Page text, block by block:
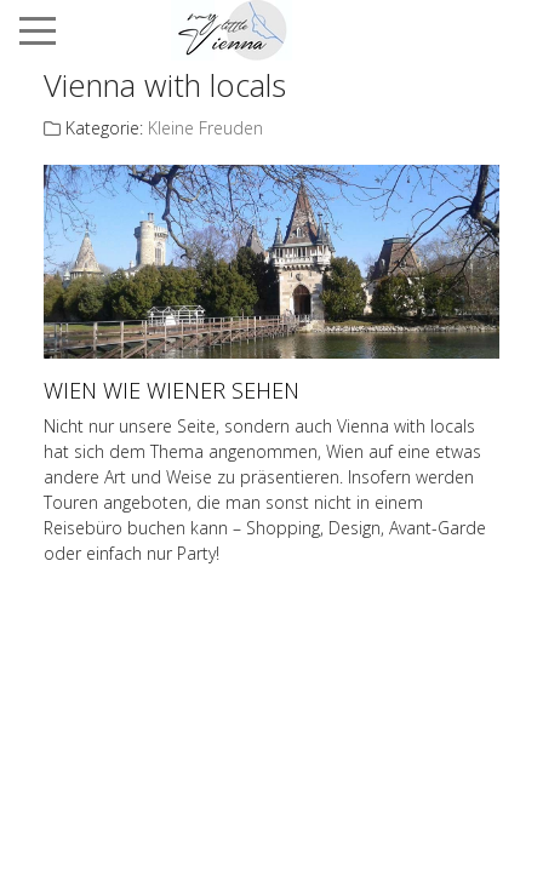
Vienna with locals
Kategorie: Kleine Freuden
WIEN WIE WIENER SEHEN
Nicht nur unsere Seite, sondern auch Vienna with locals
hat sich dem Thema angenommen, Wien auf eine etwas
andere Art und Weise zu präsentieren. Insofern werden
Touren angeboten, die man sonst nicht in einem
Reisebüro buchen kann – Shopping, Design, Avant-Garde
oder einfach nur Party!